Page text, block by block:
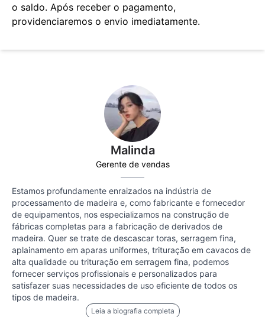
Malinda
Gerente de vendas
Estamos profundamente enraizados na indústria de
processamento de madeira e, como fabricante e fornecedor
de equipamentos, nos especializamos na construção de
fábricas completas para a fabricação de derivados de
madeira. Quer se trate de descascar toras, serragem fina,
aplainamento em aparas uniformes, trituração em cavacos de
alta qualidade ou trituração em serragem fina, podemos
fornecer serviços profissionais e personalizados para
satisfazer suas necessidades de uso eficiente de todos os
tipos de madeira.
Leia a biografia completa
o saldo. Após receber o pagamento,
providenciaremos o envio imediatamente.